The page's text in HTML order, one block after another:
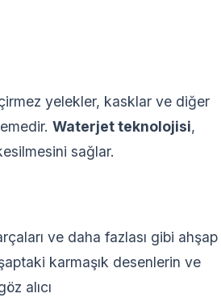
yelekler, kasklar ve diğer
Waterjet teknolojisi,
sağlar.
ve daha fazlası gibi ahşap
karmaşık desenlerin ve
alıcı